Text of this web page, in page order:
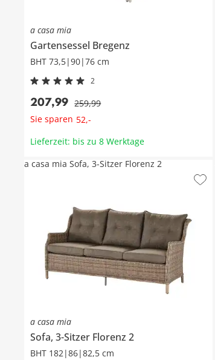
a casa mia
Gartensessel Bregenz
BHT 73,5|90|76 cm
2
207,99 259,99
Sie sparen 52,-
Lieferzeit: bis zu 8 Werktage
a casa mia
Sofa, 3-Sitzer Florenz 2
BHT 182|86|82,5 cm
a casa mia Sofa, 3-Sitzer Florenz 2